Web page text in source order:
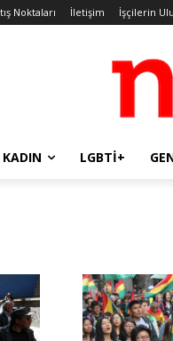
Noktaları İletişim İşçilerin
KADIN LGBTİ+